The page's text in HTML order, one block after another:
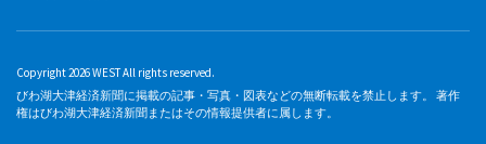
Copyright 2026 WEST All rights reserved.
びわ湖大津経済新聞に掲載の記事・写真・図表などの無断転載を禁止します。 著作
権はびわ湖大津経済新聞またはその情報提供者に属します。